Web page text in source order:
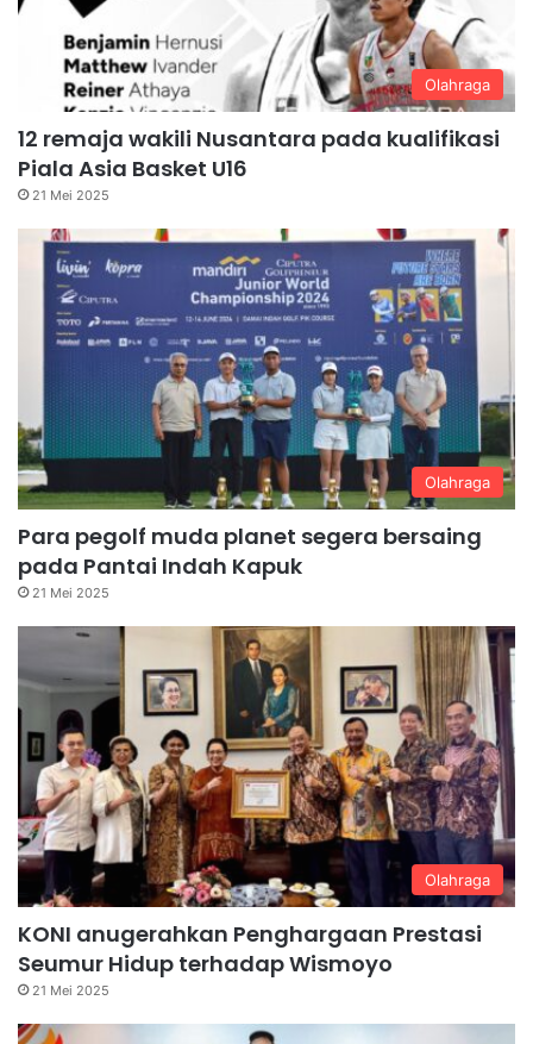
Olahraga
12 remaja wakili Nusantara pada kualifikasi
Piala Asia Basket U16
21 Mei 2025
Olahraga
Para pegolf muda planet segera bersaing
pada Pantai Indah Kapuk
21 Mei 2025
Olahraga
KONI anugerahkan Penghargaan Prestasi
Seumur Hidup terhadap Wismoyo
21 Mei 2025